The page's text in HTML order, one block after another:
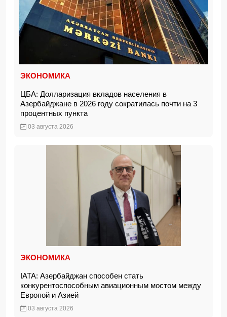
ЭКОНОМИКА
ЦБА: Долларизация вкладов населения в
Азербайджане в 2026 году сократилась почти на 3
процентных пункта
03 августа 2026
ЭКОНОМИКА
IATA: Азербайджан способен стать
конкурентоспособным авиационным мостом между
Европой и Азией
03 августа 2026